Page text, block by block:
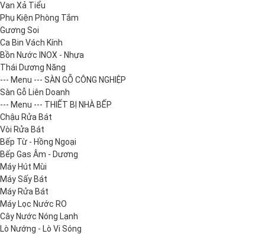
Van Xả Tiểu
Phụ Kiện Phòng Tắm
Gương Soi
Ca Bin Vách Kính
Bồn Nước INOX - Nhựa
Thái Dương Năng
--- Menu --- SÀN GỖ CÔNG NGHIỆP
Sàn Gỗ Liên Doanh
--- Menu --- THIẾT BỊ NHÀ BẾP
Chậu Rửa Bát
Vòi Rửa Bát
Bếp Từ - Hồng Ngoại
Bếp Gas Âm - Dương
Máy Hút Mùi
Máy Sấy Bát
Máy Rửa Bát
Máy Lọc Nước RO
Cây Nước Nóng Lạnh
Lò Nướng - Lò Vi Sóng